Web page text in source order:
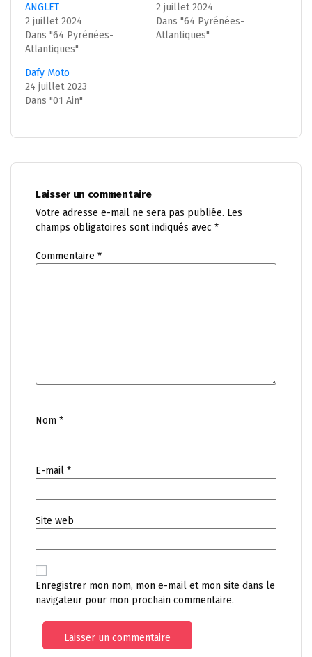
ANGLET
2 juillet 2024
Dans "64 Pyrénées-
Atlantiques"
2 juillet 2024
Dans "64 Pyrénées-
Atlantiques"
Dafy Moto
24 juillet 2023
Dans "01 Ain"
Laisser un commentaire
Votre adresse e-mail ne sera pas publiée. Les
champs obligatoires sont indiqués avec *
Commentaire *
Nom *
E-mail *
Site web
Enregistrer mon nom, mon e-mail et mon site dans le
navigateur pour mon prochain commentaire.